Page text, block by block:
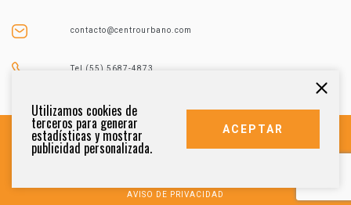
contacto@centrourbano.com
Tel (55) 5687-4873
AVISO DE PRIVACIDAD
Utilizamos cookies de
terceros para generar
estadísticas y mostrar
publicidad personalizada.
ACEPTAR